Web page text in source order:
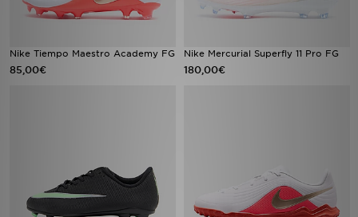
Nike Tiempo Maestro Academy FG
85,00€
Nike Mercurial Superfly 11 Pro FG
180,00€